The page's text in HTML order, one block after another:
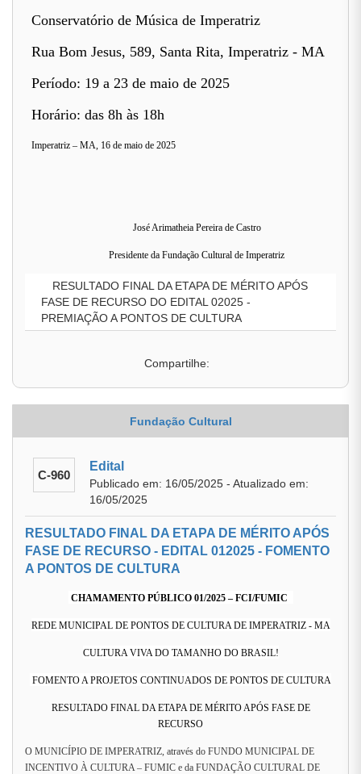
Conservatório de Música de Imperatriz
Rua Bom Jesus, 589, Santa Rita, Imperatriz - MA
Período: 19 a 23 de maio de 2025
Horário: das 8h às 18h
Imperatriz – MA, 16 de maio de 2025
José Arimatheia Pereira de Castro
Presidente da Fundação Cultural de Imperatriz
RESULTADO FINAL DA ETAPA DE MÉRITO APÓS
FASE DE RECURSO DO EDITAL 02025 -
PREMIAÇÃO A PONTOS DE CULTURA
Compartilhe:
Fundação Cultural
C-960
Edital
Publicado em: 16/05/2025 - Atualizado em:
16/05/2025
RESULTADO FINAL DA ETAPA DE MÉRITO APÓS
FASE DE RECURSO - EDITAL 012025 - FOMENTO
A PONTOS DE CULTURA
CHAMAMENTO PÚBLICO 01/2025 – FCI/FUMIC
REDE MUNICIPAL DE PONTOS DE CULTURA DE IMPERATRIZ - MA
CULTURA VIVA DO TAMANHO DO BRASIL!
FOMENTO A PROJETOS CONTINUADOS DE PONTOS DE CULTURA
RESULTADO FINAL DA ETAPA DE MÉRITO APÓS FASE DE
RECURSO
O MUNICÍPIO DE IMPERATRIZ, através do FUNDO MUNICIPAL DE
INCENTIVO À CULTURA – FUMIC e da FUNDAÇÃO CULTURAL DE